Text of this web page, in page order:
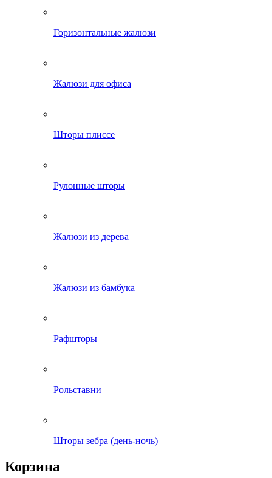
Горизонтальные жалюзи
Жалюзи для офиса
Шторы плиссе
Рулонные шторы
Жалюзи из дерева
Жалюзи из бамбука
Рафшторы
Рольставни
Шторы зебра (день-ночь)
Корзина